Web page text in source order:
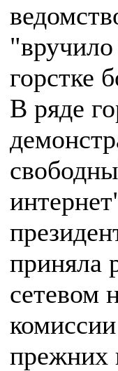
горстке
В ряде
приняла
сетевом
прежних